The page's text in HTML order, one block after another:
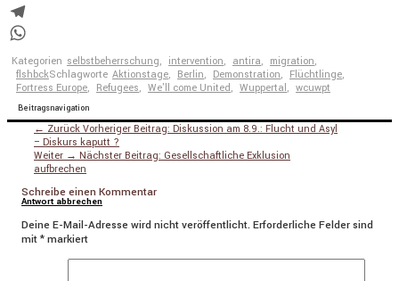
Messenger
Telegram
WhatsApp
Kategorien selbstbeherrschung, intervention, antira, migration,
flshbckSchlagworte Aktionstage, Berlin, Demonstration, Flüchtlinge,
Fortress Europe, Refugees, We'll come United, Wuppertal, wcuwpt
Beitragsnavigation
← Zurück Vorheriger Beitrag: Diskussion am 8.9.: Flucht und Asyl
– Diskurs kaputt ?
Weiter → Nächster Beitrag: Gesellschaftliche Exklusion
aufbrechen
Schreibe einen Kommentar
Antwort abbrechen
Deine E-Mail-Adresse wird nicht veröffentlicht. Erforderliche Felder sind
mit*markiert